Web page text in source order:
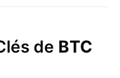
de BTC